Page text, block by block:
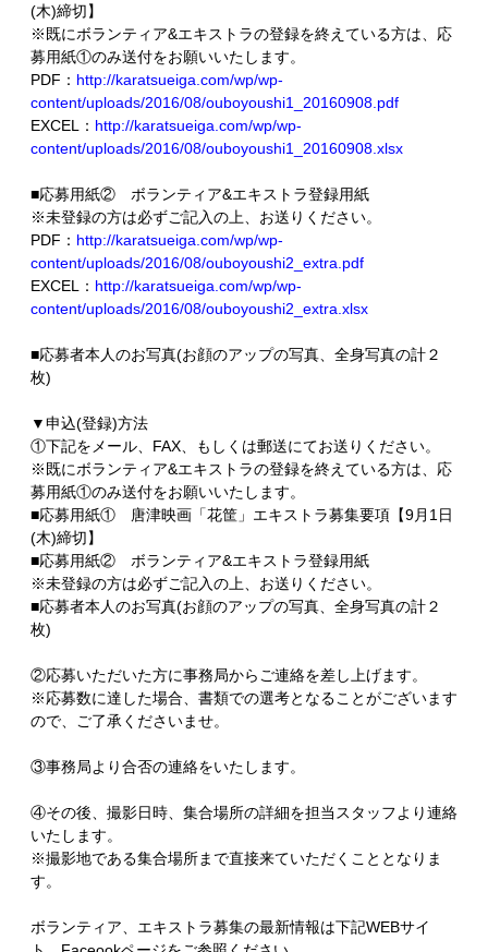
(木)締切】
※既にボランティア&エキストラの登録を終えている方は、応
募用紙①のみ送付をお願いいたします。
PDF： http://karatsueiga.com/wp/wp-
content/uploads/2016/08/ouboyoushi1_20160908.pdf
EXCEL： http://karatsueiga.com/wp/wp-
content/uploads/2016/08/ouboyoushi1_20160908.xlsx
■応募用紙② ボランティア&エキストラ登録用紙
※未登録の方は必ずご記入の上、お送りください。
PDF： http://karatsueiga.com/wp/wp-
content/uploads/2016/08/ouboyoushi2_extra.pdf
EXCEL： http://karatsueiga.com/wp/wp-
content/uploads/2016/08/ouboyoushi2_extra.xlsx
■応募者本人のお写真(お顔のアップの写真、全身写真の計２
枚)
▼申込(登録)方法
①下記をメール、FAX、もしくは郵送にてお送りください。
※既にボランティア&エキストラの登録を終えている方は、応
募用紙①のみ送付をお願いいたします。
■応募用紙① 唐津映画「花筐」エキストラ募集要項【9月1日
(木)締切】
■応募用紙② ボランティア&エキストラ登録用紙
※未登録の方は必ずご記入の上、お送りください。
■応募者本人のお写真(お顔のアップの写真、全身写真の計２
枚)
②応募いただいた方に事務局からご連絡を差し上げます。
※応募数に達した場合、書類での選考となることがございます
ので、ご了承くださいませ。
③事務局より合否の連絡をいたします。
④その後、撮影日時、集合場所の詳細を担当スタッフより連絡
いたします。
※撮影地である集合場所まで直接来ていただくこととなりま
す。
ボランティア、エキストラ募集の最新情報は下記WEBサイ